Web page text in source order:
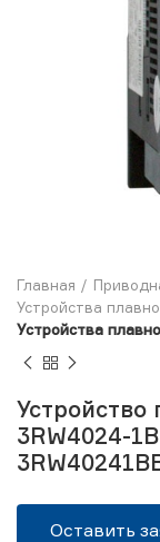
Главная
Устройства
Устройства
Устройство
3RW4024-
Оставить